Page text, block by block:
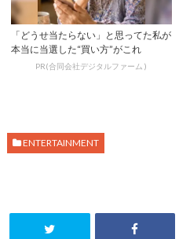
「どうせ当たらない」と思ってた私が
本当に当選した“買い方”がこれ
PR(合同会社デジタルファーム )
ENTERTAINMENT